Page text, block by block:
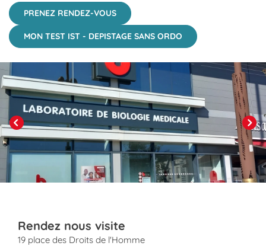
PRENEZ RENDEZ-VOUS
MON TEST IST - DEPISTAGE SANS ORDO
Previous
Next
Click to View in Slide Show
Rendez nous visite
19 place des Droits de l'Homme